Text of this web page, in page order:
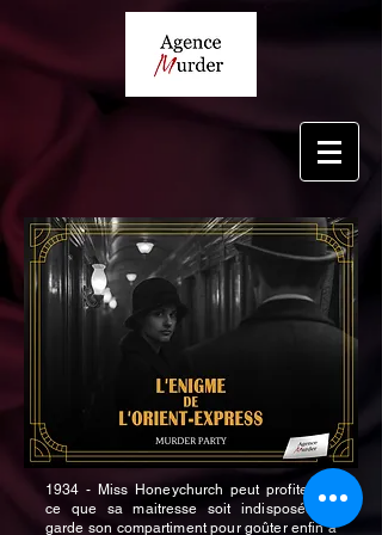
1934 - Miss Honeychurch peut profiter de
ce que sa maitresse soit indisposée et
garde son compartiment pour goûter enfin à